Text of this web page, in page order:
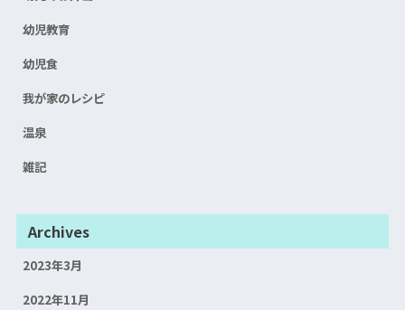
幼児教育
幼児食
我が家のレシピ
温泉
雑記
Archives
2023年3月
2022年11月